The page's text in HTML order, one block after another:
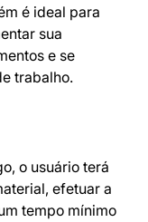
é ideal para
sua
e se
trabalho.
o usuário terá
efetuar a
tempo mínimo